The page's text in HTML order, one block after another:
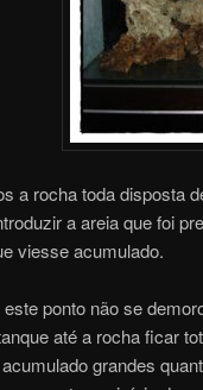
a rocha toda disposta
a areia que foi
viesse acumulado.
ponto não se
até a rocha ficar
grandes